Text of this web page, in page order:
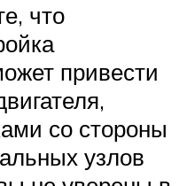
что
привести
со стороны
узлов